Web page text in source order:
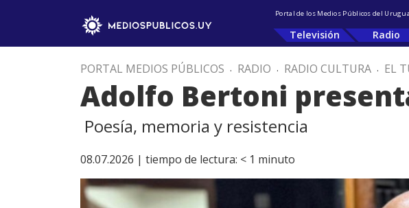
Portal de los Medios Públicos del
Televisión Radio
PORTAL MEDIOS PÚBLICOS . RADIO . RADIO CULTURA . EL
Adolfo Bertoni
Poesía, memoria y resistencia
08.07.2026 | tiempo de lectura: < 1 minuto